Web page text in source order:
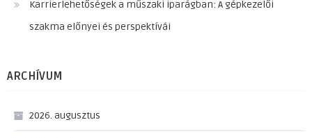
Karrierlehetőségek a műszaki iparágban: A gépkezelői
szakma előnyei és perspektívái
ARCHÍVUM
2026. augusztus